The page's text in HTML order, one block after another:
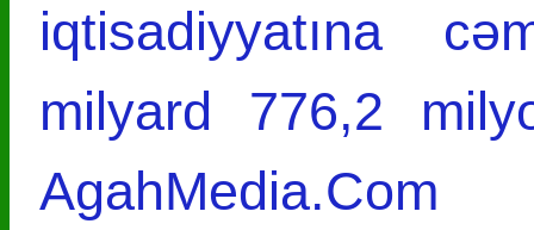
iqtisadiyyatına
milyard 776,2
AgahMedia.Com